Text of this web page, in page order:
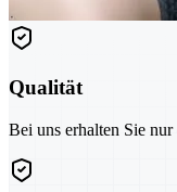
Qualität
Bei uns erhalten Sie